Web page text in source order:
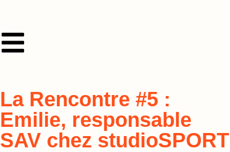
La Rencontre #5 :
Emilie, responsable
SAV chez studioSPORT